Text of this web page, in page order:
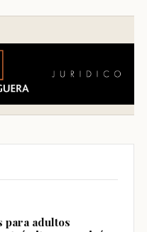
para adultos